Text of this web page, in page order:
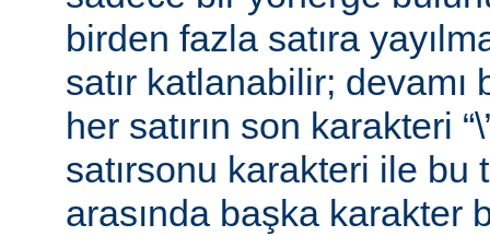
birden fazla satıra
satır katlanabilir; devamı
her satırın son karakteri
satırsonu karakteri ile bu
arasında başka karakter